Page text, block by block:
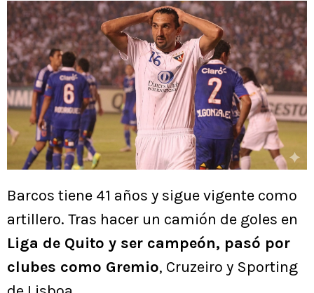
Barcos tiene 41 años y sigue vigente como
artillero. Tras hacer un camión de goles en
Liga de Quito y ser campeón, pasó por
clubes como Gremio, Cruzeiro y Sporting